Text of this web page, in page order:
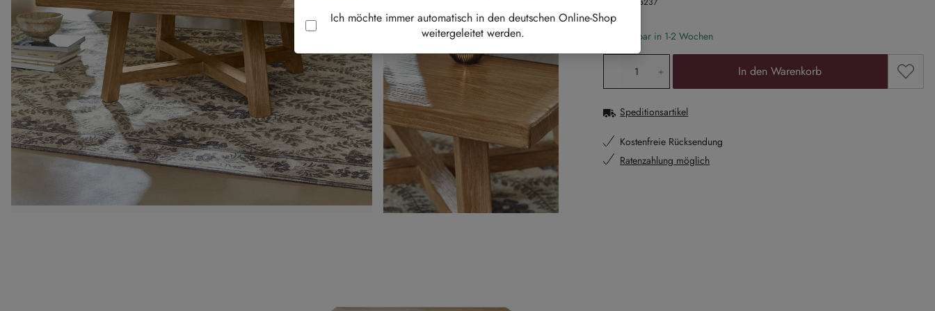
lieferbar in 1-2 Wochen
Produkt Anzahl: Gib den gewünschten
In den Warenkorb Zum
Speditionsartikel
Kostenfreie Rücksendung
Ratenzahlung möglich
Ich möchte immer automatisch in den deutschen Online-Shop
weitergeleitet werden.